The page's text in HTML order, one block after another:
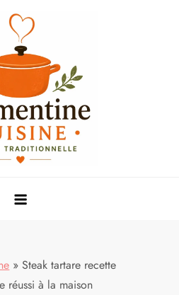
» Steak tartare recette
réussi à la maison